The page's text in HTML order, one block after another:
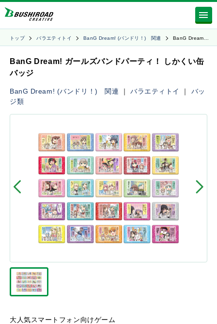
トップ バラエティトイ BanG Dream! (バンドリ！) 関連 BanG Dream…
BanG Dream! ガールズバンドパーティ！ しかくい缶
バッジ
BanG Dream! (バンドリ！) 関連 ｜バラエティトイ ｜ バッ
ジ類
大人気スマートフォン向けゲーム